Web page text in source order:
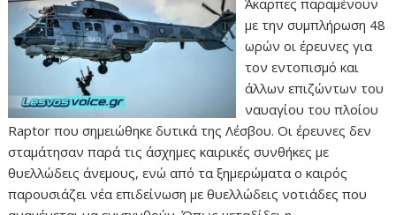
Άκαρπες παραμένουν
με την συμπλήρωση 48
ωρών οι έρευνες για
τον εντοπισμό και
άλλων επιζώντων του
ναυαγίου του πλοίου
Raptor που σημειώθηκε δυτικά της Λέσβου. Οι έρευνες δεν
σταμάτησαν παρά τις άσχημες καιρικές συνθήκες με
θυελλώδεις άνεμους, ενώ από τα ξημερώματα ο καιρός
παρουσιάζει νέα επιδείνωση με θυελλώδεις νοτιάδες που